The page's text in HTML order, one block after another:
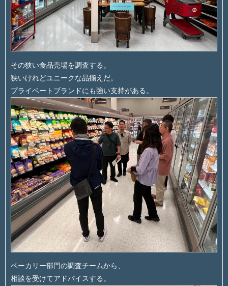
その狭い食品売場を調査する。
狭いけれどユニークな品揃えだ。
プライベートブランドにも強い支持がある。
ベーカリー部門の調査チームから、
相談を受けてアドバイスする。